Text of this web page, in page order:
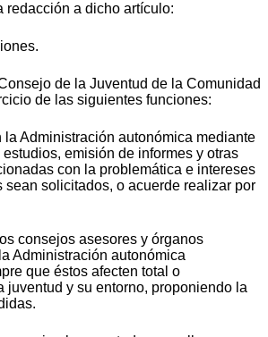
redacción a dicho artículo:
de la Juventud de la Comunidad
de las siguientes funciones:
la Administración autonómica mediante
estudios, emisión de informes y otras
con la problemática e intereses
sean solicitados, o acuerde realizar por
consejos asesores y órganos
Administración autonómica
que éstos afecten total o
juventud y su entorno, proponiendo la